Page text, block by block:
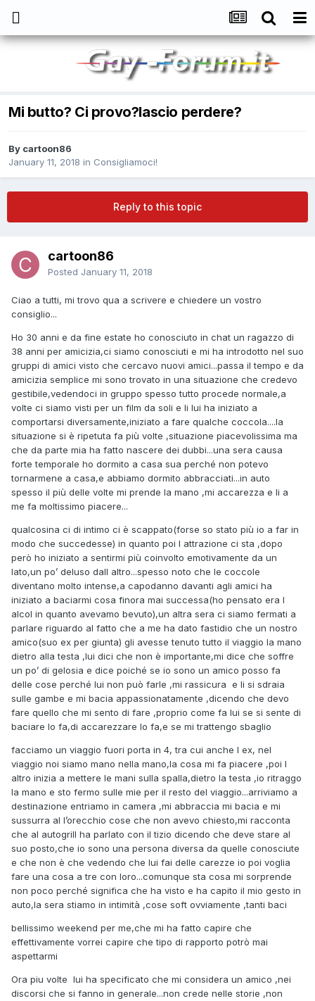
Mi butto? Ci provo?lascio perdere?
By cartoon86
January 11, 2018 in Consigliamoci!
Reply to this topic
cartoon86
Posted January 11, 2018
Ciao a tutti, mi trovo qua a scrivere e chiedere un vostro
consiglio...
Ho 30 anni e da fine estate ho conosciuto in chat un ragazzo di
38 anni per amicizia,ci siamo conosciuti e mi ha introdotto nel suo
gruppi di amici visto che cercavo nuovi amici...passa il tempo e da
amicizia semplice mi sono trovato in una situazione che credevo
gestibile,vedendoci in gruppo spesso tutto procede normale,a
volte ci siamo visti per un film da soli e li lui ha iniziato a
comportarsi diversamente,iniziato a fare qualche coccola....la
situazione si è ripetuta fa più volte ,situazione piacevolissima ma
che da parte mia ha fatto nascere dei dubbi...una sera causa
forte temporale ho dormito a casa sua perché non potevo
tornarmene a casa,e abbiamo dormito abbracciati...in auto
spesso il più delle volte mi prende la mano ,mi accarezza e li a
me fa moltissimo piacere...
qualcosina ci di intimo ci è scappato(forse so stato più io a far in
modo che succedesse) in quanto poi l attrazione ci sta ,dopo
però ho iniziato a sentirmi più coinvolto emotivamente da un
lato,un po’ deluso dall altro...spesso noto che le coccole
diventano molto intense,a capodanno davanti agli amici ha
iniziato a baciarmi cosa finora mai successa(ho pensato era l
alcol in quanto avevamo bevuto),un altra sera ci siamo fermati a
parlare riguardo al fatto che a me ha dato fastidio che un nostro
amico(suo ex per giunta) gli avesse tenuto tutto il viaggio la mano
dietro alla testa ,lui dici che non è importante,mi dice che soffre
un po’ di gelosia e dice poiché se io sono un amico posso fa
delle cose perché lui non può farle ,mi rassicura e li si sdraia
sulle gambe e mi bacia appassionatamente ,dicendo che devo
fare quello che mi sento di fare ,proprio come fa lui se si sente di
baciare lo fa,di accarezzare lo fa,e se mi trattengo sbaglio
facciamo un viaggio fuori porta in 4, tra cui anche l ex, nel
viaggio noi siamo mano nella mano,la cosa mi fa piacere ,poi l
altro inizia a mettere le mani sulla spalla,dietro la testa ,io ritraggo
la mano e sto fermo sulle mie per il resto del viaggio...arriviamo a
destinazione entriamo in camera ,mi abbraccia mi bacia e mi
sussurra al l’orecchio cose che non avevo chiesto,mi racconta
che al autogrill ha parlato con il tizio dicendo che deve stare al
suo posto,che io sono una persona diversa da quelle conosciute
e che non è che vedendo che lui fai delle carezze io poi voglia
fare una cosa a tre con loro...comunque sta cosa mi sorprende
non poco perché significa che ha visto e ha capito il mio gesto in
auto,la sera stiamo in intimità ,cose soft ovviamente ,tanti baci
bellissimo weekend per me,che mi ha fatto capire che
effettivamente vorrei capire che tipo di rapporto potrò mai
aspettarmi
Ora piu volte lui ha specificato che mi considera un amico ,nei
discorsi che si fanno in generale...non crede nelle storie ,non